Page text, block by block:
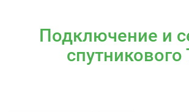
Подключение и
спутникового